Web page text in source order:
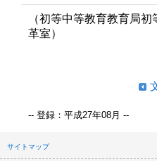
（初等中等教育教育局
革室）
-- 登録：平成27年08月 --
サイトマップ